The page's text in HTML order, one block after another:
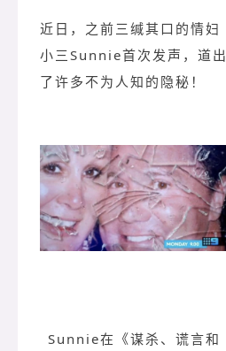
近日，之前三缄其口的情妇
小三Sunnie首次发声，道出
了许多不为人知的隐秘！
Sunnie在《谋杀、谎言和